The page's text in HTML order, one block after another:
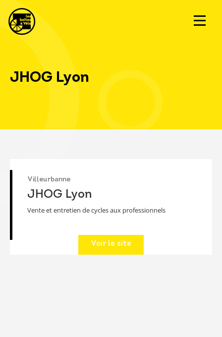
JHOG Lyon
Villeurbanne
JHOG Lyon
Vente et entretien de cycles aux professionnels
Voir le site